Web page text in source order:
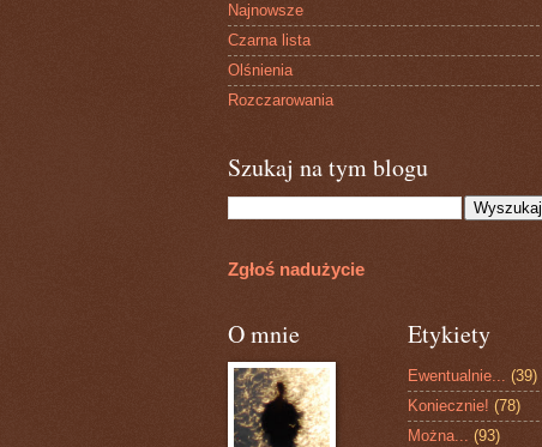
Najnowsze
Czarna lista
Olśnienia
Rozczarowania
Szukaj na tym blogu
Zgłoś nadużycie
O mnie Etykiety
Ewentualnie... (39)
Koniecznie! (78)
Można... (93)